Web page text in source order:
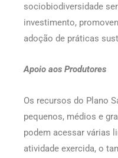
sociobiodiversidade
investimento,
adoção de práticas
Apoio aos Produtores
Os recursos do Plano
pequenos, médios e
podem acessar várias
atividade exercida, o